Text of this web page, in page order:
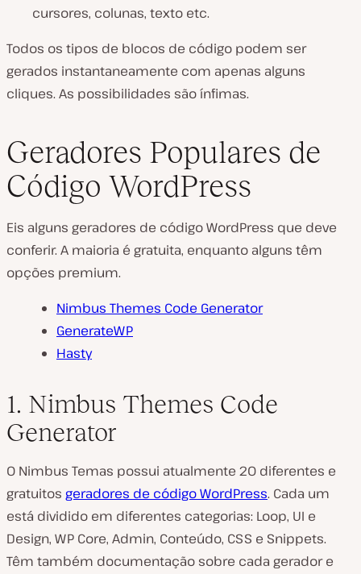
cursores, colunas, texto etc.
Todos os tipos de blocos de código podem ser
gerados instantaneamente com apenas alguns
cliques. As possibilidades são ínfimas.
Geradores Populares de
Código WordPress
Eis alguns geradores de código WordPress que deve
conferir. A maioria é gratuita, enquanto alguns têm
opções premium.
Nimbus Themes Code Generator
GenerateWP
Hasty
1. Nimbus Themes Code
Generator
O Nimbus Temas possui atualmente 20 diferentes e
gratuitos geradores de código WordPress. Cada um
está dividido em diferentes categorias: Loop, UI e
Design, WP Core, Admin, Conteúdo, CSS e Snippets.
Têm também documentação sobre cada gerador e